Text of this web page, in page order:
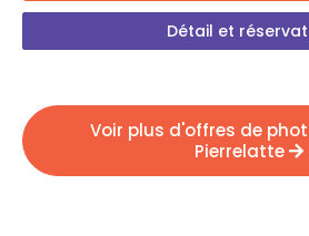
Détail et
Voir plus d'offres de
Pierrelatte